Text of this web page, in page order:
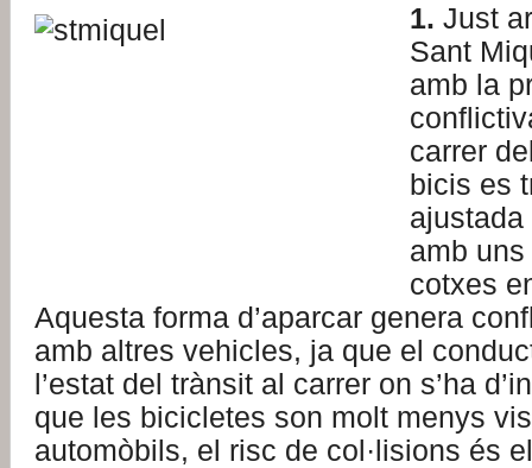
1. Just
Sant
amb la
carrer
bicis es
ajustada
amb
cotxes
Aquesta forma d’aparcar genera
amb altres vehicles, ja que el
l’estat del trànsit al carrer on s’ha
que les bicicletes son molt menys
automòbils, el risc de col·lisions és